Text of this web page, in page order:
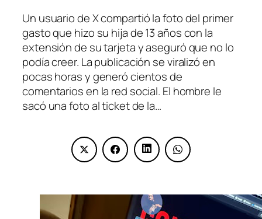
Un usuario de X compartió la foto del primer
gasto que hizo su hija de 13 años con la
extensión de su tarjeta y aseguró que no lo
podía creer. La publicación se viralizó en
pocas horas y generó cientos de
comentarios en la red social. El hombre le
sacó una foto al ticket de la…